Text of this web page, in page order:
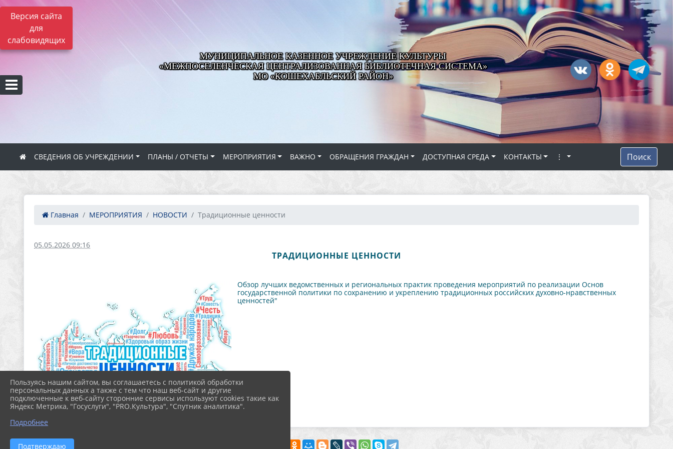
Версия сайта
для
слабовидящих
МУНИЦИПАЛЬНОЕ КАЗЕННОЕ УЧРЕЖДЕНИЕ КУЛЬТУРЫ
«МЕЖПОСЕЛЕНЧЕСКАЯ ЦЕНТРАЛИЗОВАННАЯ БИБЛИОТЕЧНАЯ СИСТЕМА»
МО «КОШЕХАБЛЬСКИЙ РАЙОН»
СВЕДЕНИЯ ОБ УЧРЕЖДЕНИИ ПЛАНЫ / ОТЧЕТЫ МЕРОПРИЯТИЯ ВАЖНО ОБРАЩЕНИЯ ГРАЖДАН ДОСТУПНАЯ СРЕДА КОНТАКТЫ ⋮ Поиск
Главная МЕРОПРИЯТИЯ НОВОСТИ Традиционные ценности
05.05.2026 09:16
ТРАДИЦИОННЫЕ ЦЕННОСТИ
Обзор лучших ведомственных и региональных практик проведения мероприятий по реализации Основ
государственной политики по сохранению и укреплению традиционных российских духовно-нравственных
ценностей"
Пользуясь нашим сайтом, вы соглашаетесь с политикой обработки
персональных данных а также с тем что наш веб-сайт и другие
подключенные к веб-сайту сторонние сервисы используют cookies такие как
Яндекс Метрика, "Госуслуги", "PRO.Культура", "Спутник аналитика".
Подробнее
Подтверждаю